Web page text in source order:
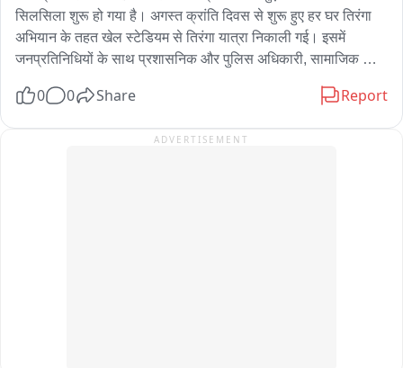
सिलसिला शुरू हो गया है। अगस्त क्रांति दिवस से शुरू हुए हर घर तिरंगा
अभियान के तहत खेल स्टेडियम से तिरंगा यात्रा निकाली गई। इसमें
जनप्रतिनिधियों के साथ प्रशासनिक और पुलिस अधिकारी, सामाजिक
निकली यह यात्रा खेल स्टेडियम से गांधी चौक और नीमताल तक पहुंची।
प्रति समर्पण का संदेश दिया गया। गांधी चौक स्थित गांधी प्रतिमा पर
0 0 Share Report
ADVERTISEMENT